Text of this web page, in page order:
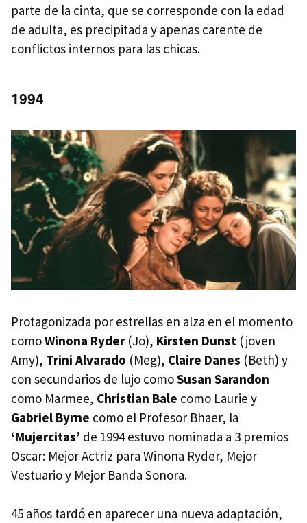
parte de la cinta, que se corresponde con la edad
de adulta, es precipitada y apenas carente de
conflictos internos para las chicas.
1994
Protagonizada por estrellas en alza en el momento
comoWinona Ryder(Jo), Kirsten Dunst (joven
Amy), Trini Alvarado (Meg), Claire Danes (Beth) y
con secundarios de lujo comoSusan Sarandon
como Marmee, Christian Bale como Laurie y
Gabriel Byrne como el Profesor Bhaer, la
‘Mujercitas’ de 1994 estuvo nominada a 3 premios
Oscar: Mejor Actriz para Winona Ryder, Mejor
Vestuario y Mejor Banda Sonora.
45 años tardó en aparecer una nueva adaptación,